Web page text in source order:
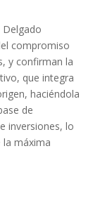
Delgado
compromiso
y confirman la
que integra
haciéndola
de
inversiones, lo
máxima